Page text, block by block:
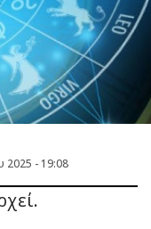
2025 - 19:08